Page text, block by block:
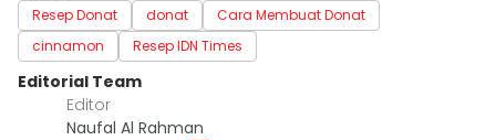
Resep Donat donat
Cara Membuat Donat
cinnamon
Resep IDN Times
Editorial Team
Editor
Naufal Al Rahman